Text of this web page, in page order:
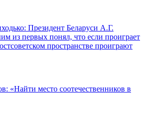
Президент Беларуси А.Г.
из первых понял, что если проиграет
пространстве проиграют
«Найти место соотечественников в